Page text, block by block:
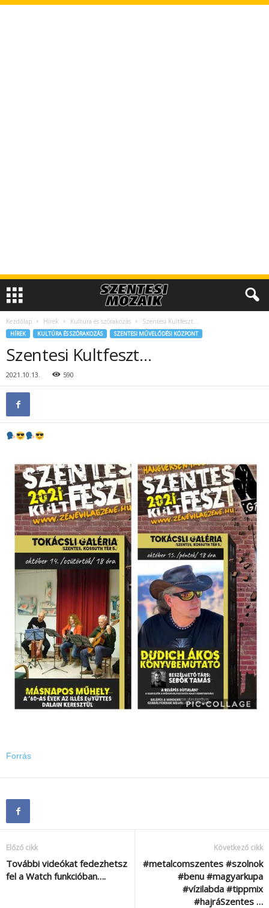
Kezdőlap Hírek Kultúra és szórakozás Szentesi Kultfeszt…
HÍREK KULTÚRA ÉS SZÓRAKOZÁS SZENTESI MŰVELŐDÉSI KÖZPONT
Szentesi Kultfeszt…
2021.10.13. 590
Forrás
Előző cikk
További videókat fedezhetsz
fel a Watch funkcióban….
Következő cikk
#metalcomszentes #szolnok
#benu #magyarkupa
#vízilabda #tippmix
#hajráSzentes …